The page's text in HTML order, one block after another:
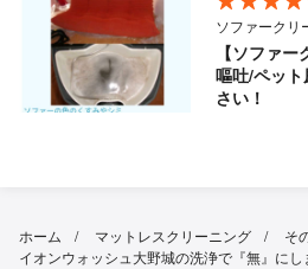
ソファークリ
【ソファ
嘔吐/ペッ
さい！
ホーム マットレスクリーニング
そ
イオンウォッシュ大野城の洗浄で『無』にし